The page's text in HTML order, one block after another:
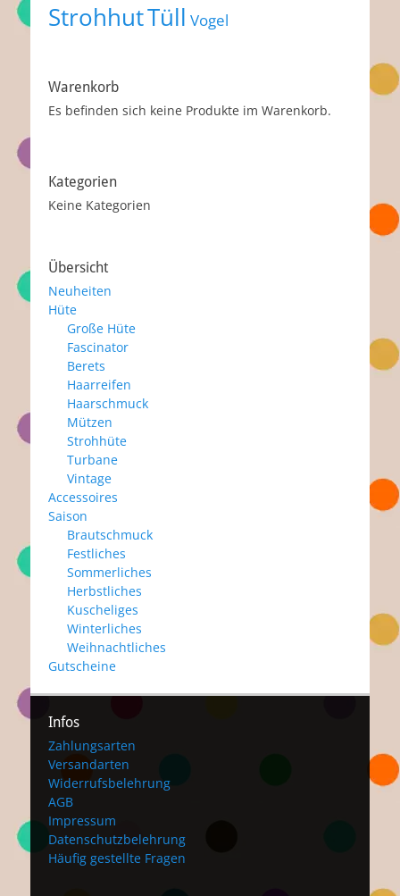
StrohhutTüll Vogel
Warenkorb
Es befinden sich keine Produkte im Warenkorb.
Kategorien
Keine Kategorien
Übersicht
Neuheiten
Hüte
Große Hüte
Fascinator
Berets
Haarreifen
Haarschmuck
Mützen
Strohhüte
Turbane
Vintage
Accessoires
Saison
Brautschmuck
Festliches
Sommerliches
Herbstliches
Kuscheliges
Winterliches
Weihnachtliches
Gutscheine
Infos
Zahlungsarten
Versandarten
Widerrufsbelehrung
AGB
Impressum
Datenschutzbelehrung
Häufig gestellte Fragen